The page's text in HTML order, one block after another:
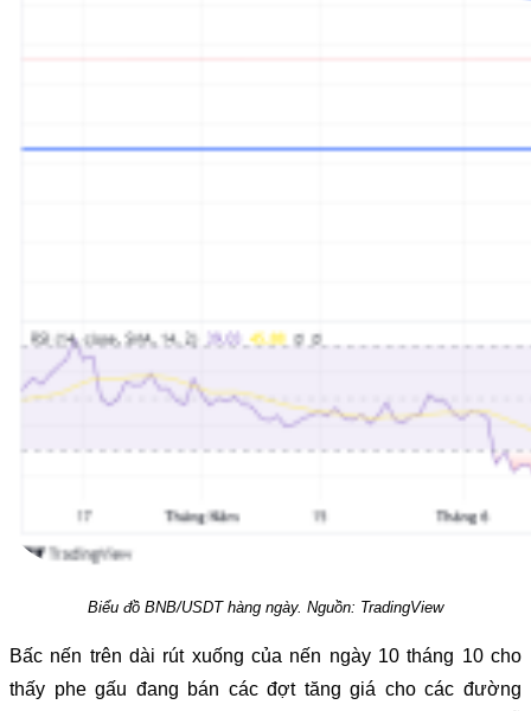
Biểu đồ BNB/USDT hàng ngày. Nguồn: TradingView
Bấc nến trên dài rút xuống của nến ngày 10 tháng 10 cho
thấy phe gấu đang bán các đợt tăng giá cho các đường